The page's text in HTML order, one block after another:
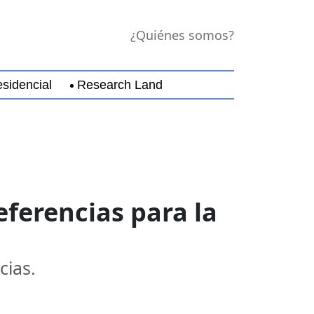
¿Quiénes somos?
Research Land
para la